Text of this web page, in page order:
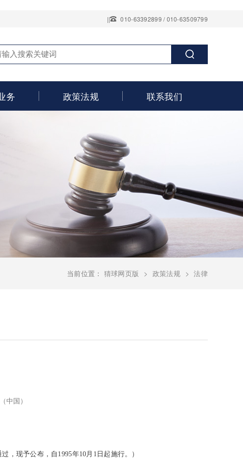
|| 010-63392899 / 010-63509799
务 政策法规 联系我们
当前位置： 猜球网页版 政策法规 法律
国）
现予公布，自1995年10月1日起施行。）